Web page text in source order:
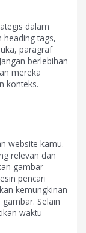
dalam
heading tags,
paragraf
berlebihan
mereka
konteks.
website kamu.
relevan dan
gambar
pencari
kemungkinan
Selain
waktu